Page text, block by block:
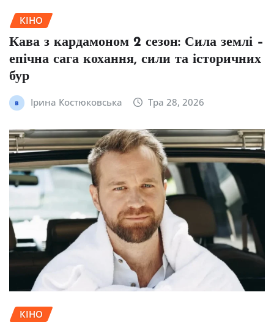
КІНО
Кава з кардамоном 2 сезон: Сила землі –
епічна сага кохання, сили та історичних
бур
Ірина Костюковська Тра 28, 2026
КІНО